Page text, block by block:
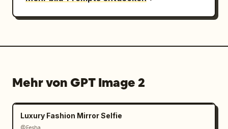
Mehr von GPT Image 2
Luxury Fashion Mirror Selfie
@Eesha